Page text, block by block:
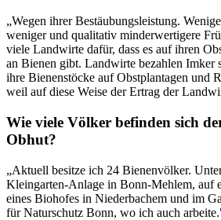
„Wegen ihrer Bestäubungsleistung.
weniger und qualitativ minderwertigere
viele Landwirte dafür, dass es auf ihren
an Bienen gibt. Landwirte bezahlen Imker
ihre Bienenstöcke auf Obstplantagen und
weil auf diese Weise der Ertrag der
Wie viele Völker befinden sich
Obhut?
„Aktuell besitze ich 24 Bienenvölker.
Kleingarten-Anlage in Bonn-Mehlem, auf
eines Biohofes in Niederbachem und im
für Naturschutz Bonn, wo ich auch